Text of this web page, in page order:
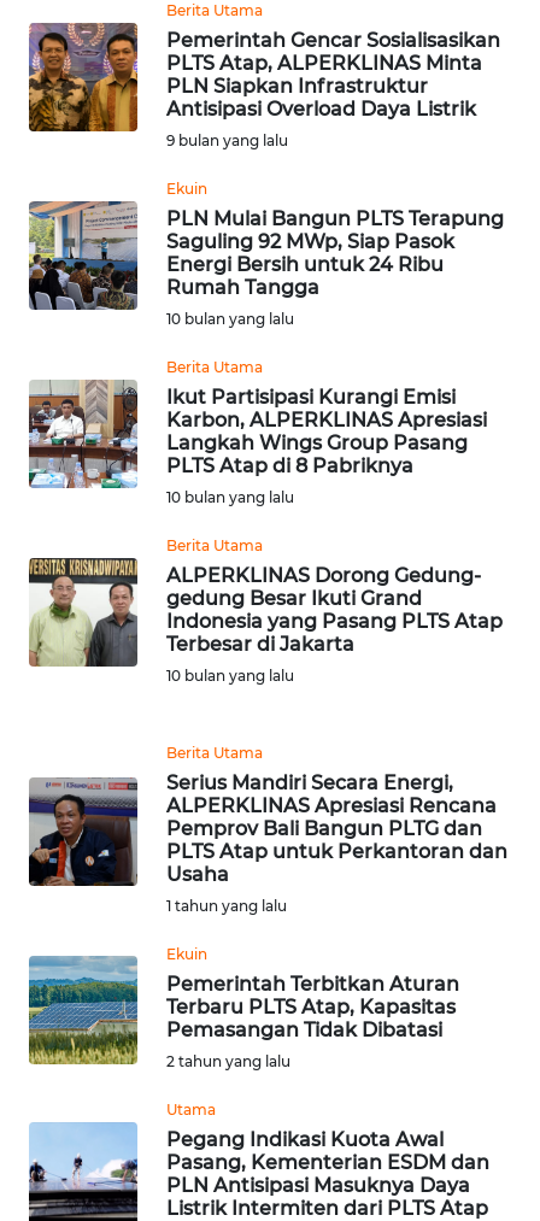
Berita Utama
Pemerintah Gencar Sosialisasikan
PLTS Atap, ALPERKLINAS Minta
PLN Siapkan Infrastruktur
Antisipasi Overload Daya Listrik
9 bulan yang lalu
Ekuin
PLN Mulai Bangun PLTS Terapung
Saguling 92 MWp, Siap Pasok
Energi Bersih untuk 24 Ribu
Rumah Tangga
10 bulan yang lalu
Berita Utama
Ikut Partisipasi Kurangi Emisi
Karbon, ALPERKLINAS Apresiasi
Langkah Wings Group Pasang
PLTS Atap di 8 Pabriknya
10 bulan yang lalu
Berita Utama
ALPERKLINAS Dorong Gedung-
gedung Besar Ikuti Grand
Indonesia yang Pasang PLTS Atap
Terbesar di Jakarta
10 bulan yang lalu
Berita Utama
Serius Mandiri Secara Energi,
ALPERKLINAS Apresiasi Rencana
Pemprov Bali Bangun PLTG dan
PLTS Atap untuk Perkantoran dan
Usaha
1 tahun yang lalu
Ekuin
Pemerintah Terbitkan Aturan
Terbaru PLTS Atap, Kapasitas
Pemasangan Tidak Dibatasi
2 tahun yang lalu
Utama
Pegang Indikasi Kuota Awal
Pasang, Kementerian ESDM dan
PLN Antisipasi Masuknya Daya
Listrik Intermiten dari PLTS Atap
KARIR
DISCLAIMER
Regional
WN
SUMUT
WN
JABAR
WN
NTT
WN
PAPUA
WN
WN
RIAU
WN
JAMBI